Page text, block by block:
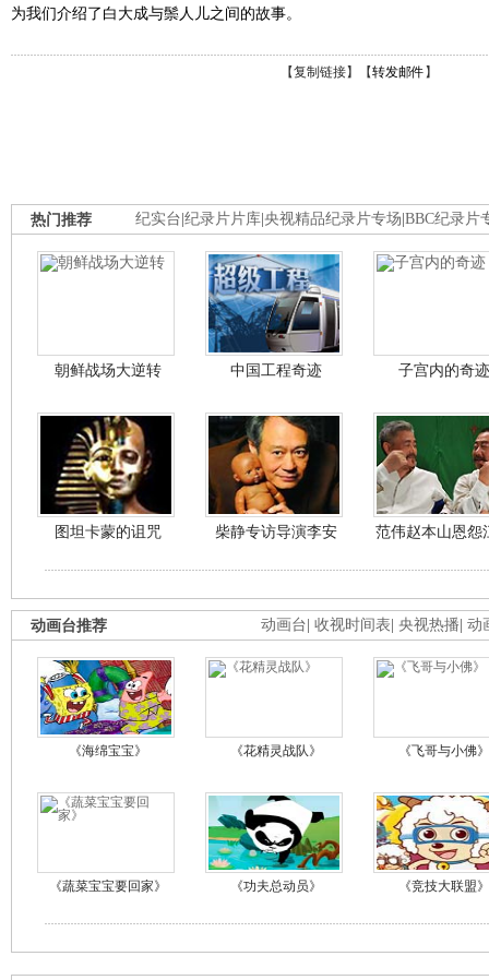
为我们介绍了白大成与鬃人儿之间的故事。
【复制链接】【转发邮件 】
纪实台 纪录片片库 央视精品纪录片专场 BBC纪录片
热门推荐
朝鲜战场大逆转 中国工程奇迹 子宫内的奇迹
图坦卡蒙的诅咒 柴静专访导演李安 范伟赵本山恩怨
动画台 收视时间表 央视热播 动
动画台推荐
《海绵宝宝》 《花精灵战队》 《飞哥与小佛》
《蔬菜宝宝要回家》 《功夫总动员》 《竞技大联盟》